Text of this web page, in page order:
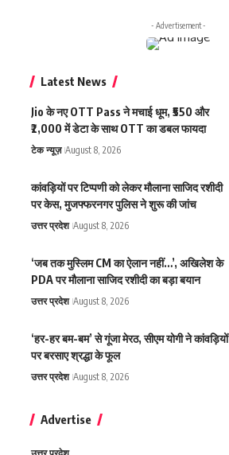
- Advertisement -
Latest News
Jio के नए OTT Pass ने मचाई धूम, ₹550 और
₹2,000 में डेटा के साथ OTT का डबल फायदा
टेक न्यूज़ August 8, 2026
कांवड़ियों पर टिप्पणी को लेकर मौलाना साजिद रशीदी
पर केस, मुजफ्फरनगर पुलिस ने शुरू की जांच
उत्तर प्रदेश August 8, 2026
‘जब तक मुस्लिम CM का ऐलान नहीं…’, अखिलेश के
PDA पर मौलाना साजिद रशीदी का बड़ा बयान
उत्तर प्रदेश August 8, 2026
‘हर-हर बम-बम’ से गूंजा मेरठ, सीएम योगी ने कांवड़ियों
पर बरसाए श्रद्धा के फूल
उत्तर प्रदेश August 8, 2026
Advertise